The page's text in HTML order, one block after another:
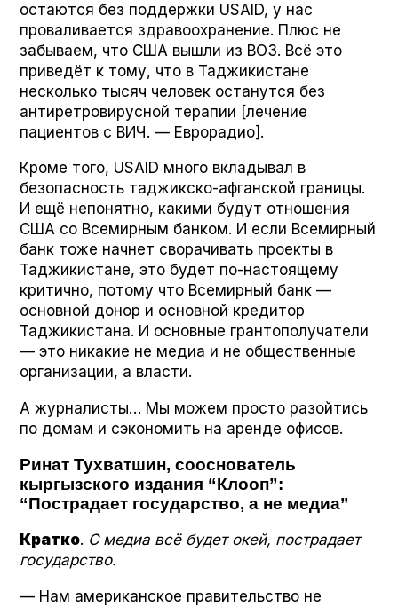
остаются без поддержки USAID, у нас
проваливается здравоохранение. Плюс не
забываем, что США вышли из ВОЗ. Всё это
приведёт к тому, что в Таджикистане
несколько тысяч человек останутся без
антиретровирусной терапии [лечение
пациентов с ВИЧ. — Еврорадио].
Кроме того, USAID много вкладывал в
безопасность таджикско-афганской границы.
И ещё непонятно, какими будут отношения
США со Всемирным банком. И если Всемирный
банк тоже начнет сворачивать проекты в
Таджикистане, это будет по-настоящему
критично, потому что Всемирный банк —
основной донор и основной кредитор
Таджикистана. И основные грантополучатели
— это никакие не медиа и не общественные
организации, а власти.
А журналисты… Мы можем просто разойтись
по домам и сэкономить на аренде офисов.
Ринат Тухватшин, сооснователь
кыргызского издания “Клооп”:
“Пострадает государство, а не медиа”
Кратко. С медиа всё будет окей, пострадает
государство.
— Нам американское правительство не